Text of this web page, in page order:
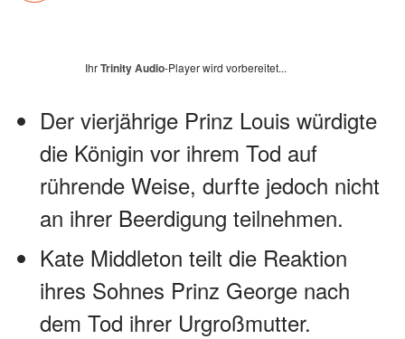
IhrTrinity Audio-Player wird vorbereitet...
Der vierjährige Prinz Louis würdigte
die Königin vor ihrem Tod auf
rührende Weise, durfte jedoch nicht
an ihrer Beerdigung teilnehmen.
Kate Middleton teilt die Reaktion
ihres Sohnes Prinz George nach
dem Tod ihrer Urgroßmutter.